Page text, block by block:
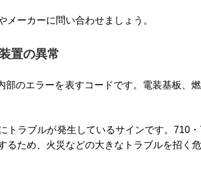
ーカーに問い合わせましょう。
置の異常
のエラーを表すコードです。電装基板、
トラブルが発生しているサインです。710
るため、火災などの大きなトラブルを招く